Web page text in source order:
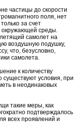
частицы до скорости
поля, нет
за счет
окружающей среды.
самолет на
воздушную подушку,
что, безусловно,
самолета.
к количеству
условия, при
в неодинаковых
такие меры, как
подтверждалось
всех проявлений и